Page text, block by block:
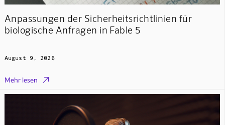
Anpassungen der Sicherheitsrichtlinien für
biologische Anfragen in Fable 5
August 9, 2026
Mehr lesen 